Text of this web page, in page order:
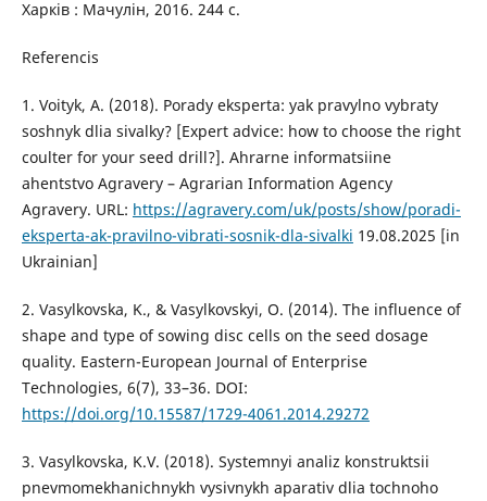
Харків : Мачулін, 2016. 244 с.
Referencis
1. Voityk, A. (2018). Porady eksperta: yak pravylno vybraty
soshnyk dlia sivalky? [Expert advice: how to choose the right
coulter for your seed drill?]. Ahrarne informatsiine
ahentstvo Agravery – Agrarian Information Agency
Agravery. URL: https://agravery.com/uk/posts/show/poradi-
eksperta-ak-pravilno-vibrati-sosnik-dla-sivalki 19.08.2025 [in
Ukrainian]
2. Vasylkovska, K., & Vasylkovskyi, O. (2014). The influence of
shape and type of sowing disc cells on the seed dosage
quality. Eastern-European Journal of Enterprise
Technologies, 6(7), 33–36. DOI:
https://doi.org/10.15587/1729-4061.2014.29272
3. Vasylkovska, K.V. (2018). Systemnyi analiz konstruktsii
pnevmomekhanichnykh vysivnykh aparativ dlia tochnoho